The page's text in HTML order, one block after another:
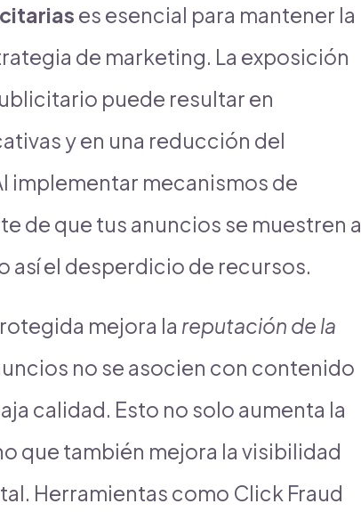
es esencial para mantener la
de marketing. La exposición
puede resultar en
y en una reducción del
implementar mecanismos de
de que tus anuncios se muestren a
así el desperdicio de recursos.
mejora la reputación de la
no se asocien con contenido
calidad. Esto no solo aumenta la
que también mejora la visibilidad
Herramientas como Click Fraud